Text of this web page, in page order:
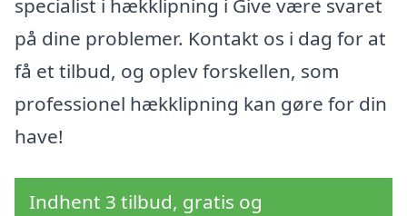
specialist i hækklipning i Give være svaret
på dine problemer. Kontakt os i dag for at
få et tilbud, og oplev forskellen, som
professionel hækklipning kan gøre for din
have!
Indhent 3 tilbud, gratis og